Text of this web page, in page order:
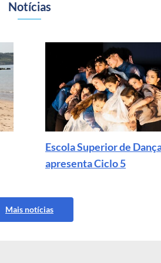
Notícias
Escola Superior de
apresenta Ciclo 5
Mais notícias